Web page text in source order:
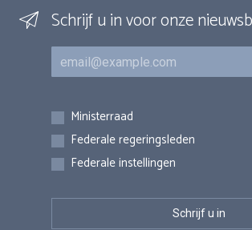
Schrijf u in voor onze
E-mail
Inschrijvingen
Ministerraad
Federale regeringsleden
Federale instellingen